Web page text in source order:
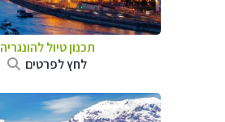
תכנון טיול להונגריה
לחץ לפרטים